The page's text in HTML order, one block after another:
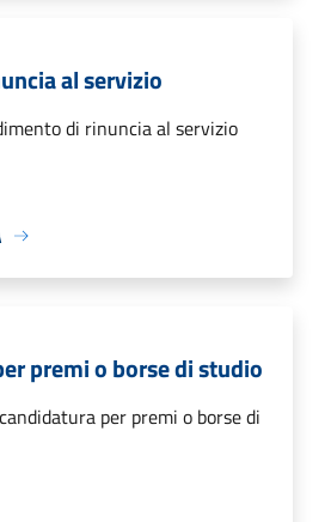
al servizio
di rinuncia al servizio
premi o borse di studio
per premi o borse di